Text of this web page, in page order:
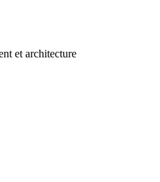
et architecture